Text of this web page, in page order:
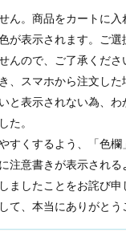
ん。商品をカートに入
が表示されます。ご選
んので、ご了承くださ
、スマホから注文し
と表示されない為、わ
た。
すくするよう、「色欄
注意書きが表示される
ましたことをお詫び
て、本当にありがとう